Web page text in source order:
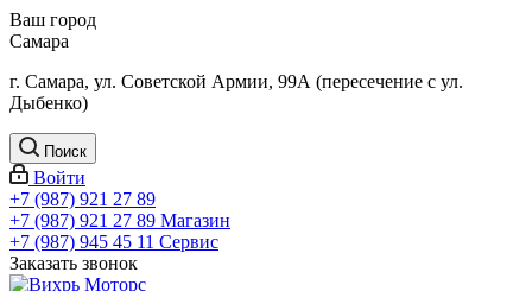
Ваш город
Самара
г. Самара, ул. Советской Армии, 99А (пересечение с ул.
Дыбенко)
Поиск
Войти
+7 (987) 921 27 89
+7 (987) 921 27 89 Магазин
+7 (987) 945 45 11 Сервис
Заказать звонок